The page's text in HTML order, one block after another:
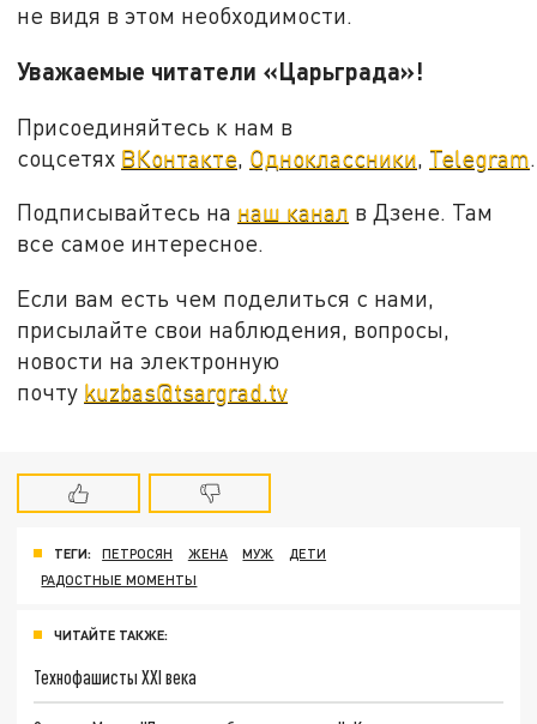
не видя в этом необходимости.
Уважаемые читатели «Царьграда»!
Присоединяйтесь к нам в
соцсетях ВКонтакте, Одноклассники, Telegram.
Подписывайтесь на наш канал в Дзене. Там
все самое интересное.
Если вам есть чем поделиться с нами,
присылайте свои наблюдения, вопросы,
новости на электронную
почту kuzbas@tsargrad.tv
ТЕГИ: ПЕТРОСЯН ЖЕНА МУЖ
ДЕТИ
РАДОСТНЫЕ МОМЕНТЫ
ЧИТАЙТЕ ТАКЖЕ:
Технофашисты XXI века